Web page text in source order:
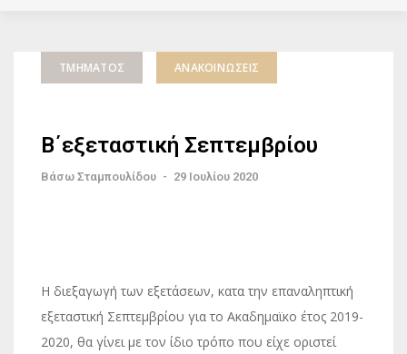
ΤΜΉΜΑΤΟΣ ΑΝΑΚΟΙΝΏΣΕΙΣ
Β΄εξεταστική Σεπτεμβρίου
Βάσω Σταμπουλίδου - 29 Ιουλίου 2020
Η διεξαγωγή των εξετάσεων, κατα την επαναληπτική
εξεταστική Σεπτεμβρίου για το Ακαδημαϊκο έτος 2019-
2020, θα γίνει με τον ίδιο τρόπο που είχε οριστεί